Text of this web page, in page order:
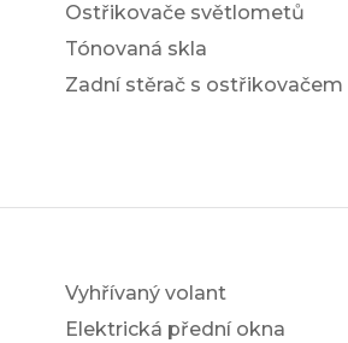
Ostřikovače světlometů
Tónovaná skla
Zadní stěrač s ostřikovačem
Vyhřívaný volant
Elektrická přední okna